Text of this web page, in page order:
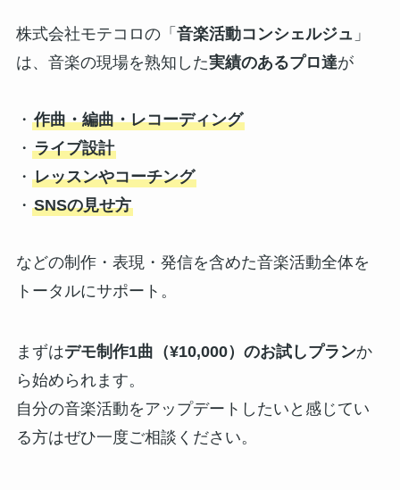
株式会社モテコロの「 音楽活動コンシェルジュ 」
は、音楽の現場を熟知した実績のあるプロ達が
・ 作曲・編曲・レコーディング
・ ライブ設計
・ レッスンやコーチング
・ SNSの見せ方
などの制作・表現・発信を含めた音楽活動全体を
トータルにサポート。
まずはデモ制作1曲（¥10,000）のお試しプランか
ら始められます。
自分の音楽活動をアップデートしたいと感じてい
る方はぜひ一度ご相談ください。